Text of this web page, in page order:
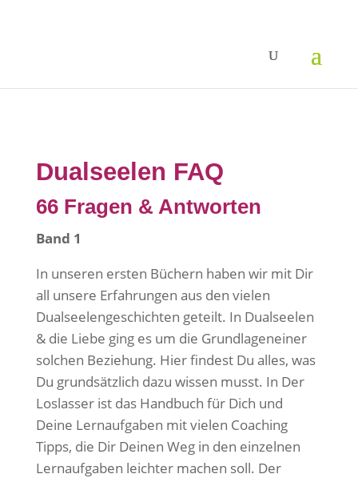
Dualseelen FAQ
66 Fragen & Antworten
Band 1
In unseren ersten Büchern haben wir mit Dir
all unsere Erfahrungen aus den vielen
Dualseelengeschichten geteilt. In Dualseelen
& die Liebe ging es um die Grundlageneiner
solchen Beziehung. Hier findest Du alles, was
Du grundsätzlich dazu wissen musst. In Der
Loslasser ist das Handbuch für Dich und
Deine Lernaufgaben mit vielen Coaching
Tipps, die Dir Deinen Weg in den einzelnen
Lernaufgaben leichter machen soll. Der